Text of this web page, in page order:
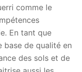
comme le
En tant que
base de qualité en
des sols et de